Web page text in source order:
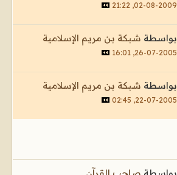
02-08-2009, 21:22
بواسطة شبكة بن مريم الإسلامية
26-07-2005, 16:01
بواسطة شبكة بن مريم الإسلامية
22-07-2005, 02:45